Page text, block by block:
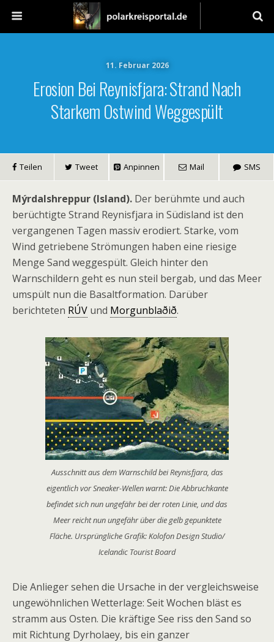
11. Februar 2026
Erosion Bei Reynisfjara: Strand Nach
Starkem Ostwind Weggespült
Teilen Tweet Anpinnen Mail SMS
Mýrdalshreppur (Island). Der berühmte und auch
berüchtigte Strand Reynisfjara in Südisland ist den
vergangenen Tagen massiv erodiert. Starke, vom
Wind getriebene Strömungen haben eine riesige
Menge Sand weggespült. Gleich hinter den
Warnschildern geht es nun steil bergab, und das Meer
umspült nun die Basaltformation. Darüber
berichteten RÚV und Morgunblaðið.
Ausschnitt aus dem Warnschild bei Reynisfjara, das
eigentlich vor Sneaker-Wellen warnt: Die Abbruchkante
befindet sich nun ungefähr bei der roten Linie, und das
Meer reicht nun ungefähr über die gelb gepunktete
Fläche. Ursprüngliche Grafik: Kolofon Design Studio/
Icelandic Tourist Board
Die Anlieger sehen die Ursache in der vergleichsweise
ungewöhnlichen Wetterlage: Seit Wochen bläst es
stramm aus Osten. Die kräftige See riss den Sand so
mit Richtung Dyrholaey, bis ein ganzer